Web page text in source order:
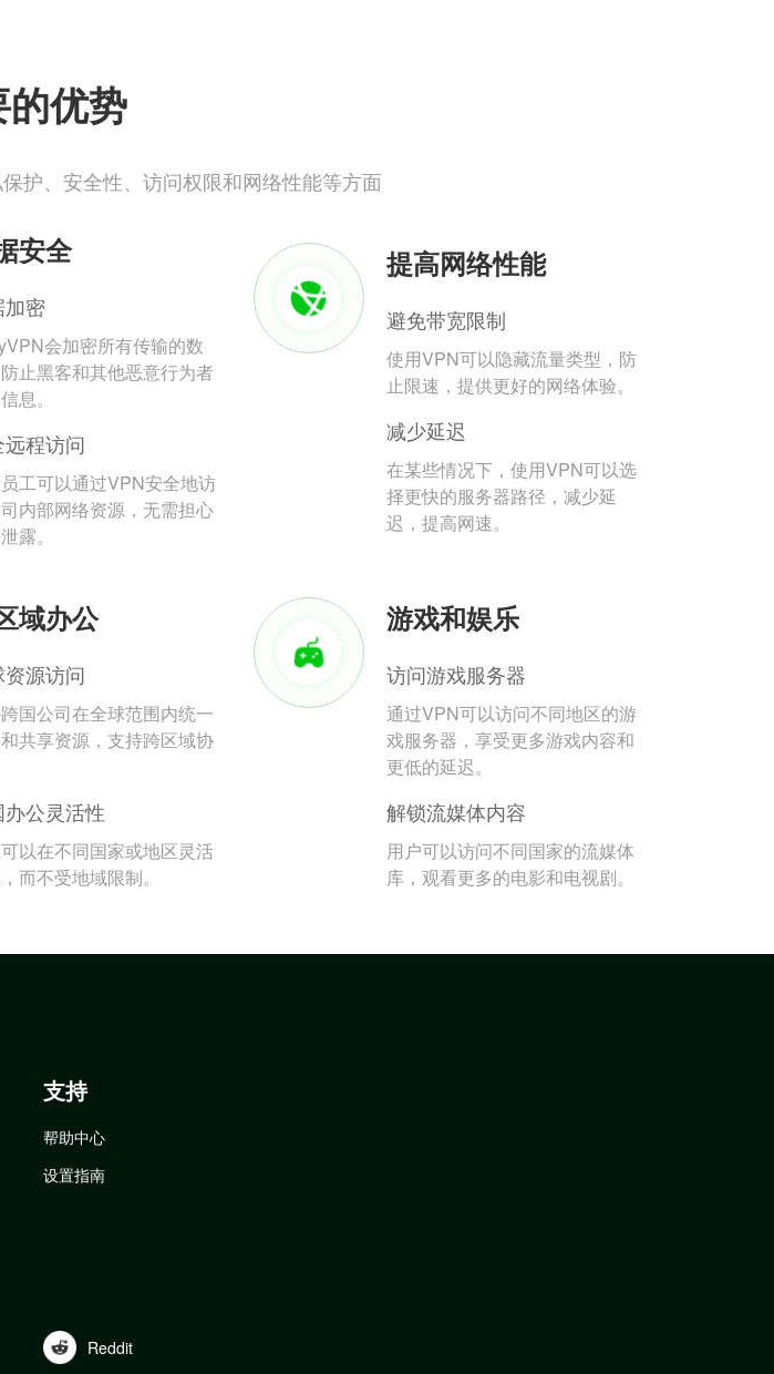
优势
护、安全性、访问权限和网络性能等方面
安全
密
会加密所有传输的数
止黑客和其他恶意行为者
息。
程访问
工可以通过VPN安全地访
内部网络资源，无需担心
露。
提高网络性能
避免带宽限制
使用VPN可以隐藏流量类型，防
止限速，提供更好的网络体验。
减少延迟
在某些情况下，使用VPN可以选
择更快的服务器路径，减少延
迟，提高网速。
域办公
源访问
国公司在全球范围内统一
共享资源，支持跨区域协
办公灵活性
以在不同国家或地区灵活
而不受地域限制。
游戏和娱乐
访问游戏服务器
通过VPN可以访问不同地区的游
戏服务器，享受更多游戏内容和
更低的延迟。
解锁流媒体内容
用户可以访问不同国家的流媒体
库，观看更多的电影和电视剧。
支持
帮助中心
设置指南
Reddit